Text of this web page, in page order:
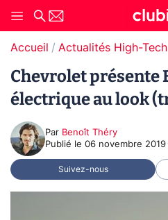
Accueil Actualités High-Tech
Chevrolet présente
électrique au look
Par Benoît Théry
Publié le 06 novembre 2019
Suivez-nous